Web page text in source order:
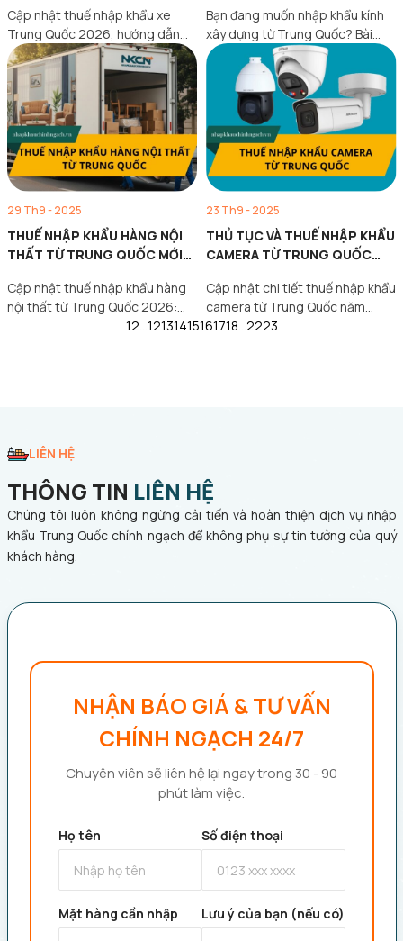
Cập nhật thuế nhập khẩu xe
Trung Quốc 2026, hướng dẫn
chuẩn bị giấy tờ,…
Bạn đang muốn nhập khẩu kính
xây dựng từ Trung Quốc? Bài
viết cập nhật…
29 Th9 - 2025
THUẾ NHẬP KHẨU HÀNG NỘI
THẤT TỪ TRUNG QUỐC MỚI
Cập nhật thuế nhập khẩu hàng
nội thất từ Trung Quốc 2026:
23 Th9 - 2025
THỦ TỤC VÀ THUẾ NHẬP KHẨU
CAMERA TỪ TRUNG QUỐC
Cập nhật chi tiết thuế nhập khẩu
camera từ Trung Quốc năm
2026 và những…
12 12131415161718 2223
LIÊN HỆ
THÔNG TIN LIÊN HỆ
Chúng tôi luôn không ngừng cải tiến và hoàn thiện dịch vụ nhập
khẩu Trung Quốc chính ngạch để không phụ sự tin tưởng của quý
khách hàng.
NHẬN BÁO GIÁ & TƯ VẤN
CHÍNH NGẠCH 24/7
Chuyên viên sẽ liên hệ lại ngay trong 30 - 90
phút làm việc.
Họ tên Số điện thoại
Mặt hàng cần nhập Lưu ý của bạn (nếu có)